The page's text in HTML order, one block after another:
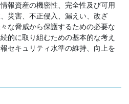
報資産の機密性、完全性及び可用
災害、不正侵入、漏えい、改ざ
な脅威から保護するための必要な
的に取り組むための基本的な考え
セキュリティ水準の維持、向上を